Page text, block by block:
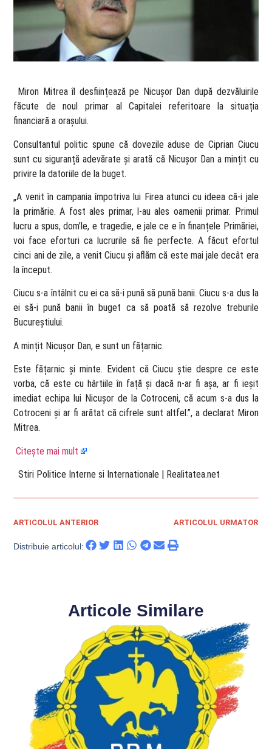
​ Miron Mitrea îl desființează pe Nicușor Dan după dezvăluirile
făcute de noul primar al Capitalei referitoare la situația
financiară a orașului.
Consultantul politic spune că dovezile aduse de Ciprian Ciucu
sunt cu siguranță adevărate și arată că Nicușor Dan a mințit cu
privire la datoriile de la buget.
„A venit în campania împotriva lui Firea atunci cu ideea că-i jale
la primărie. A fost ales primar, l-au ales oamenii primar. Primul
lucru a spus, dom’le, e tragedie, e jale ce e în finanțele Primăriei,
voi face eforturi ca lucrurile să fie perfecte. A făcut efortul
cinci ani de zile, a venit Ciucu și aflăm că este mai jale decât era
la început.
Ciucu s-a întâlnit cu ei ca să-i pună să pună banii. Ciucu s-a dus la
ei să-i pună banii în buget ca să poată să rezolve treburile
Bucureștiului.
A mințit Nicușor Dan, e sunt un fățarnic.
Este fățarnic și minte. Evident că Ciucu știe despre ce este
vorba, că este cu hârtiile în față și dacă n-ar fi așa, ar fi ieșit
imediat echipa lui Nicușor de la Cotroceni, că acum s-a dus la
Cotroceni și ar fi arătat că cifrele sunt altfel.”, a declarat Miron
Mitrea.
Citește mai mult
​ Stiri Politice Interne si Internationale | Realitatea.net
ARTICOLUL ANTERIOR ARTICOLUL URMATOR
Distribuie articolul:
Articole Similare